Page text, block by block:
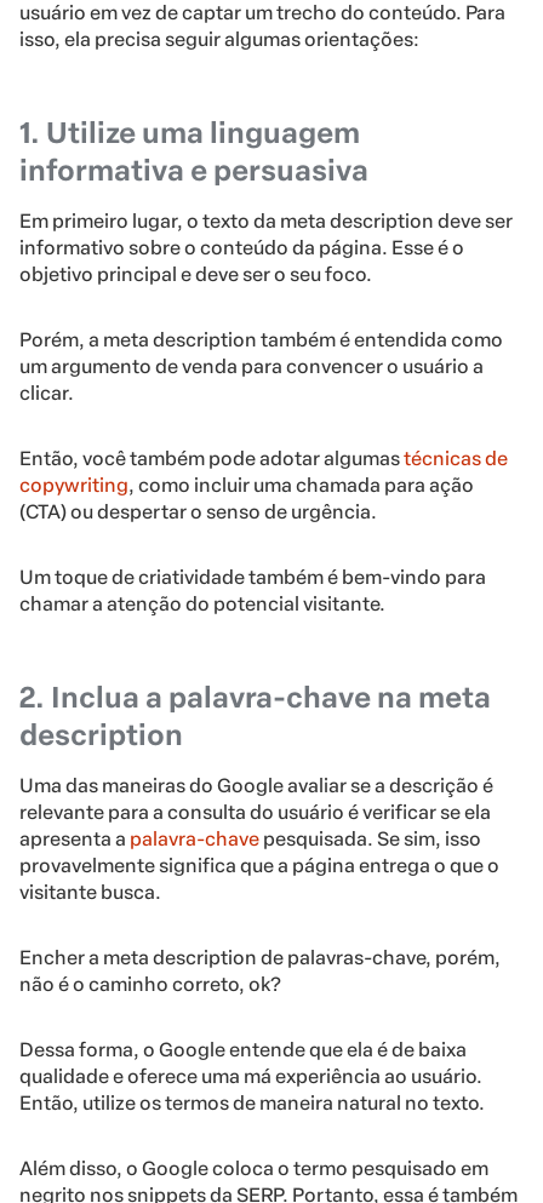
usuário em vez de captar um trecho do conteúdo. Para
isso, ela precisa seguir algumas orientações:
1. Utilize uma linguagem
informativa e persuasiva
Em primeiro lugar, o texto da meta description deve ser
informativo sobre o conteúdo da página. Esse é o
objetivo principal e deve ser o seu foco.
Porém, a meta description também é entendida como
um argumento de venda para convencer o usuário a
clicar.
Então, você também pode adotar algumastécnicas de
copywriting, como incluir uma chamada para ação
(CTA) ou despertar o senso de urgência.
Um toque de criatividade também é bem-vindo para
chamar a atenção do potencial visitante.
2. Inclua a palavra-chave na meta
description
Uma das maneiras do Google avaliar se a descrição é
relevante para a consulta do usuário é verificar se ela
apresenta a palavra-chave pesquisada. Se sim, isso
provavelmente significa que a página entrega o que o
visitante busca.
Encher a meta description de palavras-chave, porém,
não é o caminho correto, ok?
Dessa forma, o Google entende que ela é de baixa
qualidade e oferece uma má experiência ao usuário.
Então, utilize os termos de maneira natural no texto.
Além disso, o Google coloca o termo pesquisado em
negrito nos snippets da SERP. Portanto, essa é também